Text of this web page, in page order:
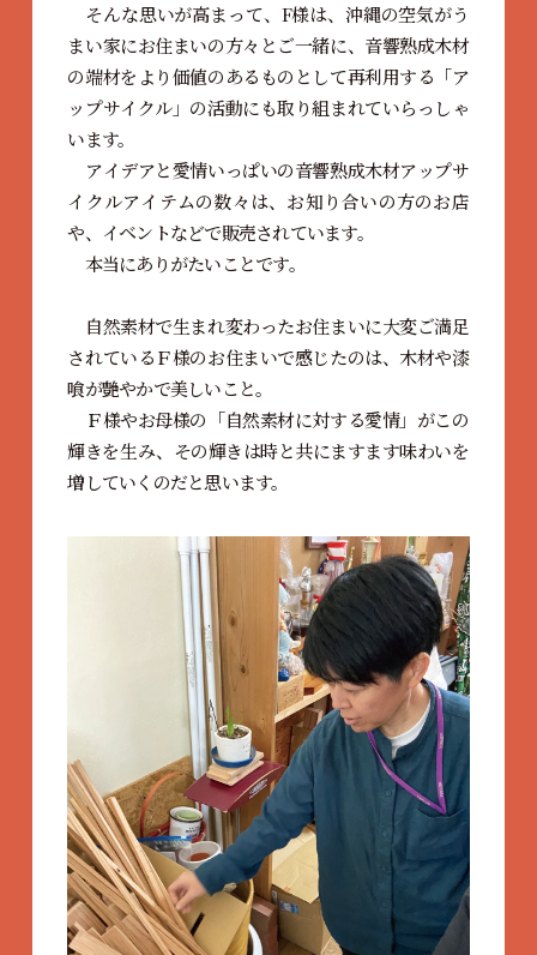
そんな思いが高まって、F様は、沖縄の空気がう
まい家にお住まいの方々とご一緒に、音響熟成木材
の端材をより価値のあるものとして再利用する「ア
ップサイクル」の活動にも取り組まれていらっしゃ
います。
アイデアと愛情いっぱいの音響熟成木材アップサ
イクルアイテムの数々は、お知り合いの方のお店
や、イベントなどで販売されています。
本当にありがたいことです。
自然素材で生まれ変わったお住まいに大変ご満足
されているＦ様のお住まいで感じたのは、木材や漆
喰が艶やかで美しいこと。
Ｆ様やお母様の「自然素材に対する愛情」がこの
輝きを生み、その輝きは時と共にますます味わいを
増していくのだと思います。